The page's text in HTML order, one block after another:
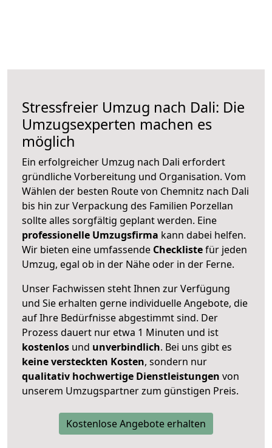
Stressfreier Umzug nach Dali: Die
Umzugsexperten machen es
möglich
Ein erfolgreicher Umzug nach Dali erfordert
gründliche Vorbereitung und Organisation. Vom
Wählen der besten Route von Chemnitz nach Dali
bis hin zur Verpackung des Familien Porzellan
sollte alles sorgfältig geplant werden. Eine
professionelle Umzugsfirma kann dabei helfen.
Wir bieten eine umfassende Checklistefür jeden
Umzug, egal ob in der Nähe oder in der Ferne.
Unser Fachwissen steht Ihnen zur Verfügung
und Sie erhalten gerne individuelle Angebote, die
auf Ihre Bedürfnisse abgestimmt sind. Der
Prozess dauert nur etwa 1 Minuten und ist
kostenlos und unverbindlich. Bei uns gibt es
keine versteckten Kosten, sondern nur
qualitativ hochwertige Dienstleistungen von
unserem Umzugspartner zum günstigen Preis.
Kostenlose Angebote erhalten